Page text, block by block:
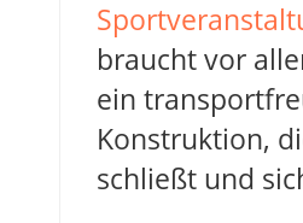
braucht vor
ein
Konstruktion,
schließt und